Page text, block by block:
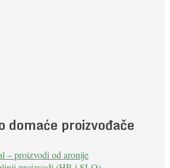
domaće proizvođače
– proizvodi od aronije